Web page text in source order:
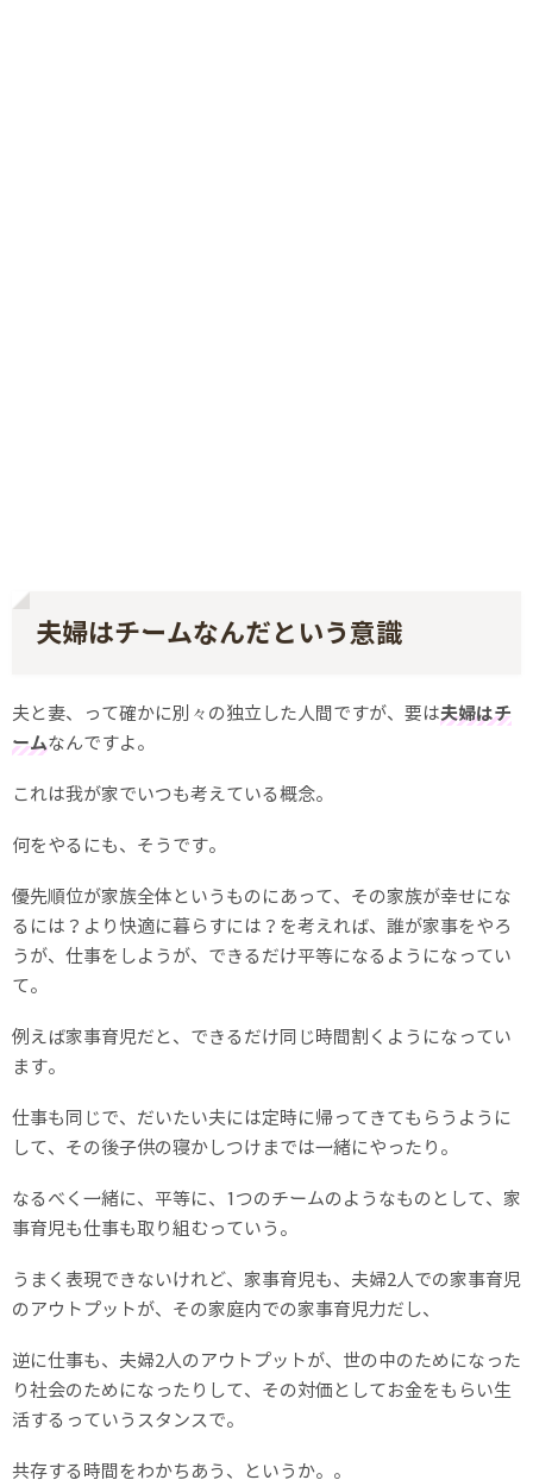
夫婦はチームなんだという意識
夫と妻、って確かに別々の独立した人間ですが、要は夫婦はチ
ームなんですよ。
これは我が家でいつも考えている概念。
何をやるにも、そうです。
優先順位が家族全体というものにあって、その家族が幸せにな
るには？より快適に暮らすには？を考えれば、誰が家事をやろ
うが、仕事をしようが、できるだけ平等になるようになってい
て。
例えば家事育児だと、できるだけ同じ時間割くようになってい
ます。
仕事も同じで、だいたい夫には定時に帰ってきてもらうように
して、その後子供の寝かしつけまでは一緒にやったり。
なるべく一緒に、平等に、1つのチームのようなものとして、家
事育児も仕事も取り組むっていう。
うまく表現できないけれど、家事育児も、夫婦2人での家事育児
のアウトプットが、その家庭内での家事育児力だし、
逆に仕事も、夫婦2人のアウトプットが、世の中のためになった
り社会のためになったりして、その対価としてお金をもらい生
活するっていうスタンスで。
共存する時間をわかちあう、というか。。